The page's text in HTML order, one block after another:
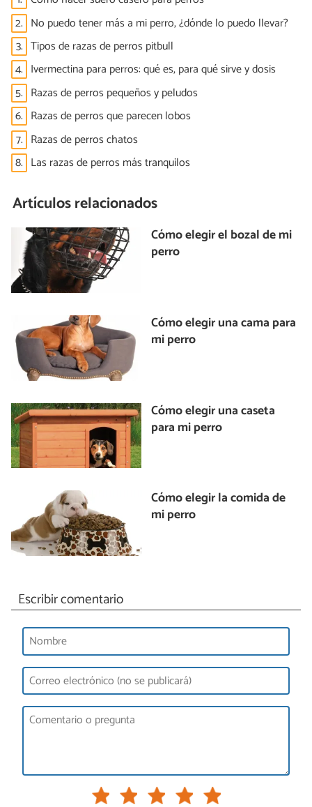
2. No puedo tener más a mi perro, ¿dónde lo puedo llevar?
3. Tipos de razas de perros pitbull
4. Ivermectina para perros: qué es, para qué sirve y dosis
5. Razas de perros pequeños y peludos
6. Razas de perros que parecen lobos
7. Razas de perros chatos
8. Las razas de perros más tranquilos
Artículos relacionados
Cómo elegir el bozal de mi
perro
Cómo elegir una cama para
mi perro
Cómo elegir una caseta
para mi perro
Cómo elegir la comida de
mi perro
Escribir comentario